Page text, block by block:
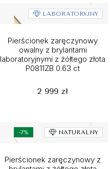
LABORATORYJNY
Pierścionek zaręczynowy
owalny z brylantami
laboratoryjnymi z żółtego złota
P0811ZB 0.63 ct
2 999 zł
-7% NATURALNY
Pierścionek zaręczynowy z